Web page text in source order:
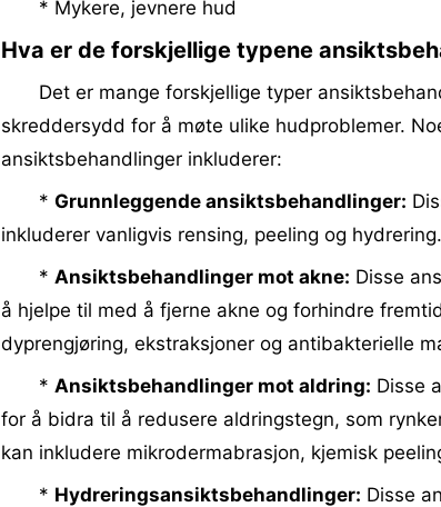
* Mykere, jevnere hud
Hva er de forskjellige typene
Det er mange forskjellige typer
skreddersydd for å møte ulike hudproblemer.
ansiktsbehandlinger inkluderer:
* Grunnleggende ansiktsbehandlinger:
inkluderer vanligvis rensing, peeling og hydrering.
* Ansiktsbehandlinger mot akne: Disse
å hjelpe til med å fjerne akne og forhindre
dyprengjøring, ekstraksjoner og antibakterielle
* Ansiktsbehandlinger mot aldring: Disse
for å bidra til å redusere aldringstegn, som
kan inkludere mikrodermabrasjon, kjemisk
* Hydreringsansiktsbehandlinger: Disse